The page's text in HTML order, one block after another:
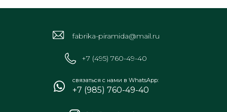
fabrika-piramida@mail.ru
+7 (495) 760-49-40
связаться с нами в WhatsApp:
+7 (985) 760-49-40